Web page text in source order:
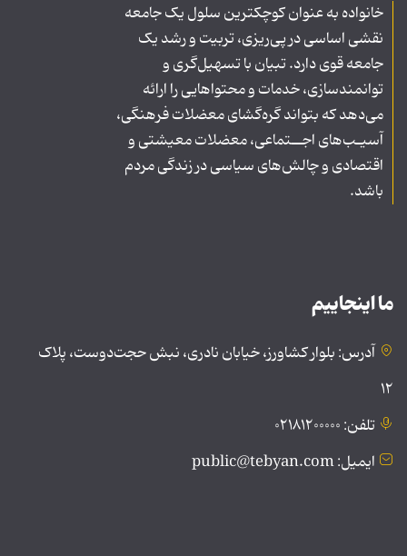
خانواده به عنوان کوچکترین سلول یک جامعه
نقشی اساسی در پی‌ریزی، تربیت و رشد یک
جامعه قوی دارد. تبیان با تسهیل‌گری و
توانمندسازی، خدمات و محتواهایی را ارائه
می‌دهد که بتواند گره‌گشای معضلات فرهنگی،
آسیـب‌های اجــتماعی، معضلات معیشتی و
اقتصادی و چالش‌های سیاسی در زندگی مردم
باشد.
ما اینجاییم
آدرس: بلوار کشاورز، خیابان نادری، نبش حجت‌دوست، پلاک
۱۲
تلفن: ۰۲۱۸۱۲۰۰۰۰۰
ایمیل: public@tebyan.com